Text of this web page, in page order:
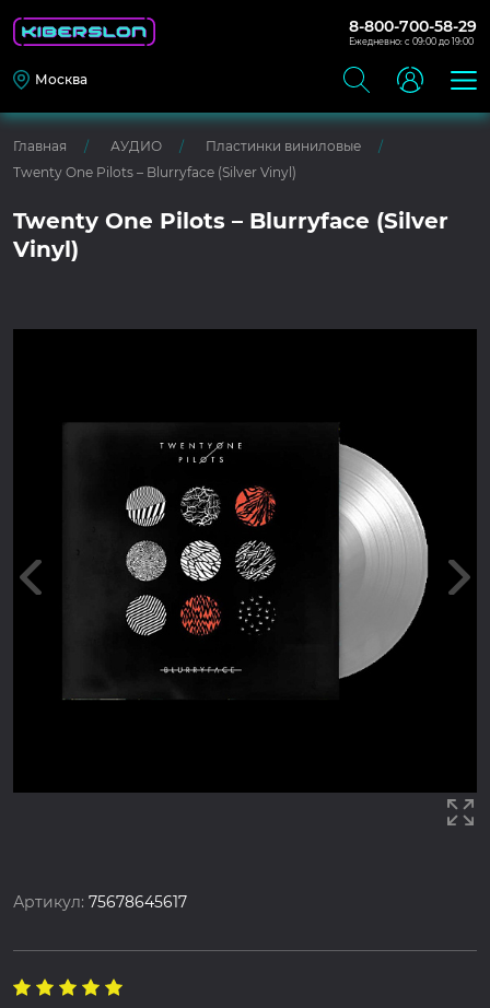
8-800-700-58-29
Ежедневно: с 09:00 до 19:00
Москва
Главная АУДИО
Пластинки виниловые
Twenty One Pilots – Blurryface (Silver Vinyl)
Twenty One Pilots – Blurryface (Silver
Vinyl)
Артикул:75678645617